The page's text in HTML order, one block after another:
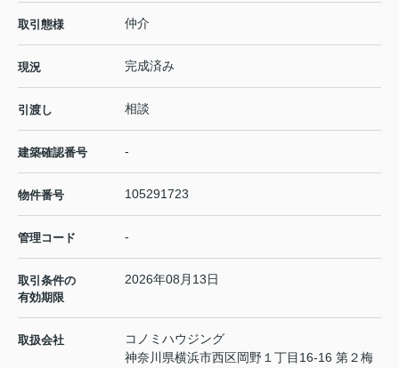
取引態様 仲介
現況 完成済み
引渡し 相談
建築確認番号 -
物件番号 105291723
管理コード -
取引条件の
有効期限
2026年08月13日
取扱会社
コノミハウジング
神奈川県横浜市西区岡野１丁目16-16 第２梅